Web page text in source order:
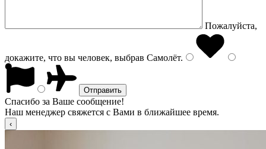
Пожалуйста,
докажите, что вы человек, выбрав Самолёт.
Спасибо за Ваше сообщение!
Наш менеджер свяжется с Вами в ближайшее время.